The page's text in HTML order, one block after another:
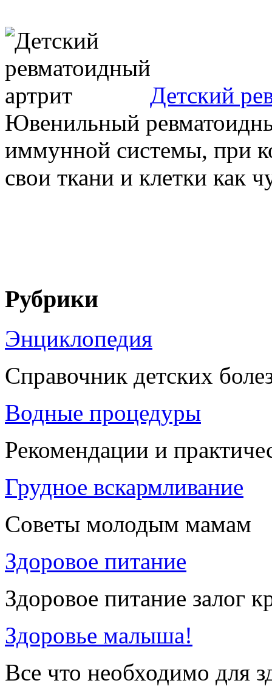
Детский
Ювенильный
иммунной системы, при
свои ткани и клетки как
Рубрики
Энциклопедия
Справочник детских
Водные процедуры
Рекомендации и
Грудное вскармливание
Советы молодым мамам
Здоровое питание
Здоровое питание залог
Здоровье малыша!
Все что необходимо для